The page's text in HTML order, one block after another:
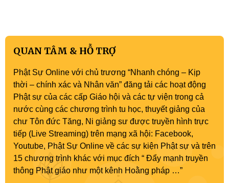
QUAN TÂM & HỖ TRỢ
Phật Sự Online với chủ trương “Nhanh chóng – Kịp
thời – chính xác và Nhân văn” đăng tải các hoạt động
Phật sự của các cấp Giáo hội và các tự viện trong cả
nước cùng các chương trình tu học, thuyết giảng của
chư Tôn đức Tăng, Ni giảng sư được truyền hình trực
tiếp (Live Streaming) trên mạng xã hội: Facebook,
Youtube, Phật Sự Online về các sự kiện Phật sự và trên
15 chương trình khác với mục đích “ Đẩy mạnh truyền
thông Phật giáo như một kênh Hoằng pháp …”